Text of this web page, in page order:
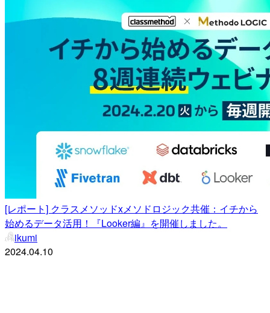
[レポート] クラスメソッドxメソドロジック共催：イチから
始めるデータ活用！『Looker編』を開催しました。
ikumi
2024.04.10